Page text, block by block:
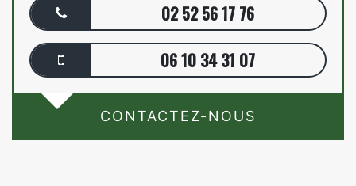
02 52 56 17 76
06 10 34 31 07
CONTACTEZ-NOUS